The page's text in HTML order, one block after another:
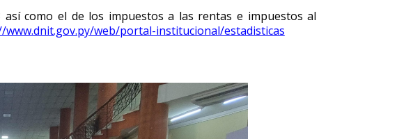
como el de los impuestos a las rentas e impuestos al
www.dnit.gov.py/web/portal-institucional/estadisticas